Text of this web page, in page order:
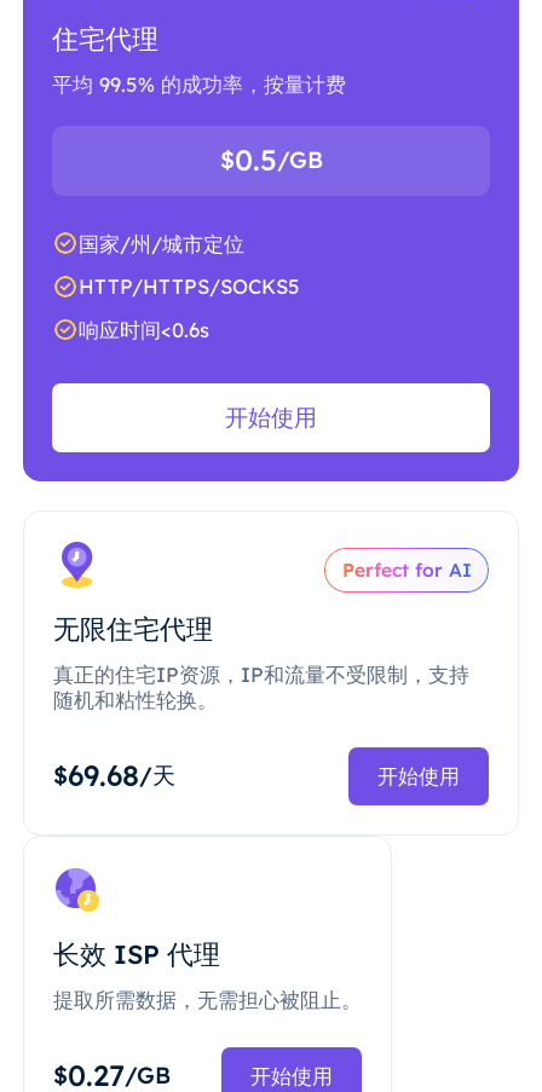
住宅代理
平均 99.5% 的成功率，按量计费
$0.5/GB
国家/州/城市定位
HTTP/HTTPS/SOCKS5
响应时间<0.6s
开始使用
Perfect for AI
无限住宅代理
真正的住宅IP资源，IP和流量不受限制，支持
随机和粘性轮换。
$69.68/天 开始使用
长效 ISP 代理
提取所需数据，无需担心被阻止。
$0.27/GB 开始使用